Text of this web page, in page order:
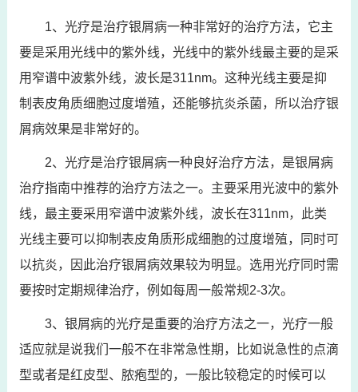
1、光疗是治疗银屑病一种非常好的治疗方法，它主
要是采用光线中的紫外线，光线中的紫外线最主要的是采
用窄谱中波紫外线，波长是311nm。这种光线主要是抑
制表皮角质细胞过度增殖，还能够抗炎杀菌，所以治疗银
屑病效果是非常好的。
2、光疗是治疗银屑病一种良好治疗方法，是银屑病
治疗指南中推荐的治疗方法之一。主要采用光波中的紫外
线，最主要采用窄谱中波紫外线，波长在311nm，此类
光线主要可以抑制表皮角质形成细胞的过度增殖，同时可
以抗炎，因此治疗银屑病效果较为明显。选用光疗同时需
要按时定期规律治疗，例如每周一般常规2-3次。
3、银屑病的光疗是重要的治疗方法之一，光疗一般
适应就是说我们一般不在非常急性期，比如说急性的点滴
型或者是红皮型、脓疱型的，一般比较稳定的时候可以